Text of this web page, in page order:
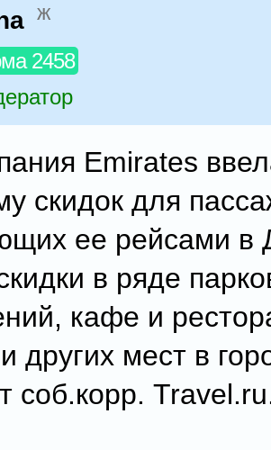
ж
2458
Emirates
скидок для
ее рейсами в
в ряде
кафе и
других мест в
соб.корр.